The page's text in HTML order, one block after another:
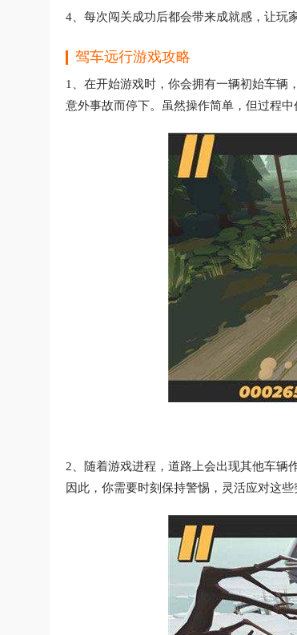
4、每次闯关成功后都会带来成就感，让玩
驾车远行游戏攻略
1、在开始游戏时，你会拥有一辆初始车辆
意外事故而停下。虽然操作简单，但过程
2、随着游戏进程，道路上会出现其他车辆
因此，你需要时刻保持警惕，灵活应对这些